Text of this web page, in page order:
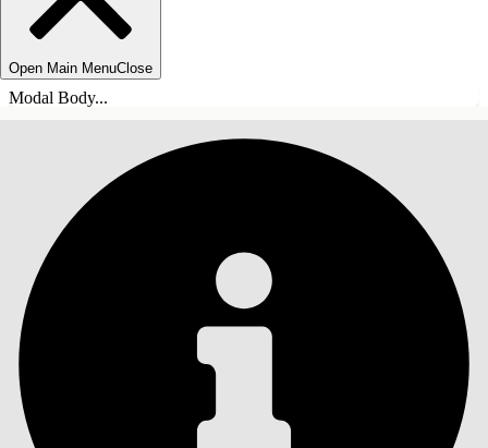
Open Main MenuClose
Modal Body...
СОДЕРЖАНИЕ